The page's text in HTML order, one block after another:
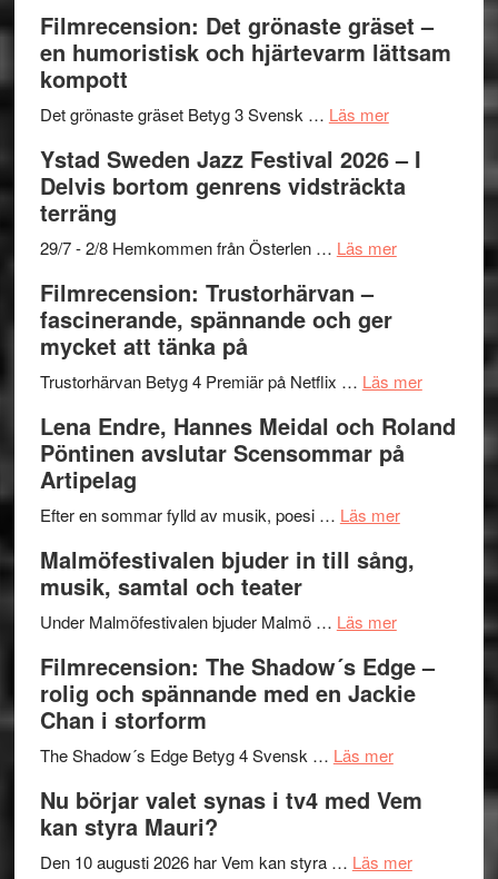
Believe
–
Frankenshtey
med
Fox
och
Scully
nya
titlar
årets
Shahab
Mehrabi
Filmstadens
stipendium
Filmrecension: Det grönaste gräset –
en humoristisk och hjärtevarm lättsam
kompott
Det grönaste gräset Betyg 3 Svensk … Läs merom
Det
grönaste
–
och
lättsam
Ystad Sweden Jazz Festival 2026 – I
Delvis bortom genrens vidsträckta
terräng
29/7 - 2/8 Hemkommen från Österlen … Läs merom
2026
I
Delvis
genrens
terräng
Filmrecension: Trustorhärvan –
fascinerande, spännande och ger
mycket att tänka på
Trustorhärvan Betyg 4 Premiär på Netflix … Läs merom
på
Lena Endre, Hannes Meidal och Roland
Pöntinen avslutar Scensommar på
Artipelag
Efter en sommar fylld av musik, poesi … Läs merom
Endre,
Roland
Pöntinen
Artipelag
Malmöfestivalen bjuder in till sång,
musik, samtal och teater
Under Malmöfestivalen bjuder Malmö … Läs merom
bjuder
in
samtal
teater
Filmrecension: The Shadow´s Edge –
rolig och spännande med en Jackie
Chan i storform
The Shadow´s Edge Betyg 4 Svensk … Läs merom
The
´s
Nu börjar valet synas i tv4 med Vem
kan styra Mauri?
Den 10 augusti 2026 har Vem kan styra … Läs merom